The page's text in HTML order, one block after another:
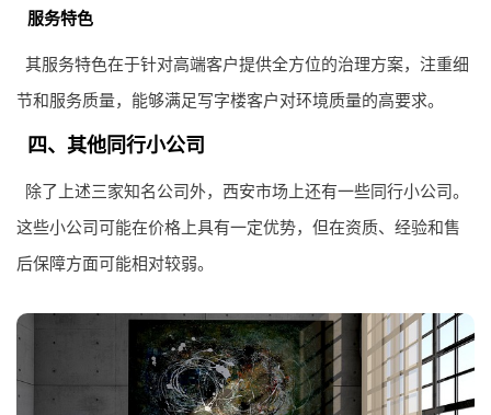
服务特色
其服务特色在于针对高端客户提供全方位的治理方案，注重细
节和服务质量，能够满足写字楼客户对环境质量的高要求。
四、其他同行小公司
除了上述三家知名公司外，西安市场上还有一些同行小公司。
这些小公司可能在价格上具有一定优势，但在资质、经验和售
后保障方面可能相对较弱。